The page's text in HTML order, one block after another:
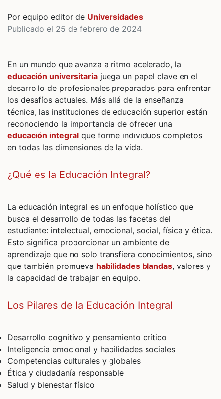
Por equipo editor de Universidades
Publicado el 25 de febrero de 2024
En un mundo que avanza a ritmo acelerado, la
educación universitaria juega un papel clave en el
desarrollo de profesionales preparados para enfrentar
los desafíos actuales. Más allá de la enseñanza
técnica, las instituciones de educación superior están
reconociendo la importancia de ofrecer una
educación integral que forme individuos completos
en todas las dimensiones de la vida.
¿Qué es la Educación Integral?
La educación integral es un enfoque holístico que
busca el desarrollo de todas las facetas del
estudiante: intelectual, emocional, social, física y ética.
Esto significa proporcionar un ambiente de
aprendizaje que no solo transfiera conocimientos, sino
que también promueva habilidades blandas, valores y
la capacidad de trabajar en equipo.
Los Pilares de la Educación Integral
Desarrollo cognitivo y pensamiento crítico
Inteligencia emocional y habilidades sociales
Competencias culturales y globales
Ética y ciudadanía responsable
Salud y bienestar físico